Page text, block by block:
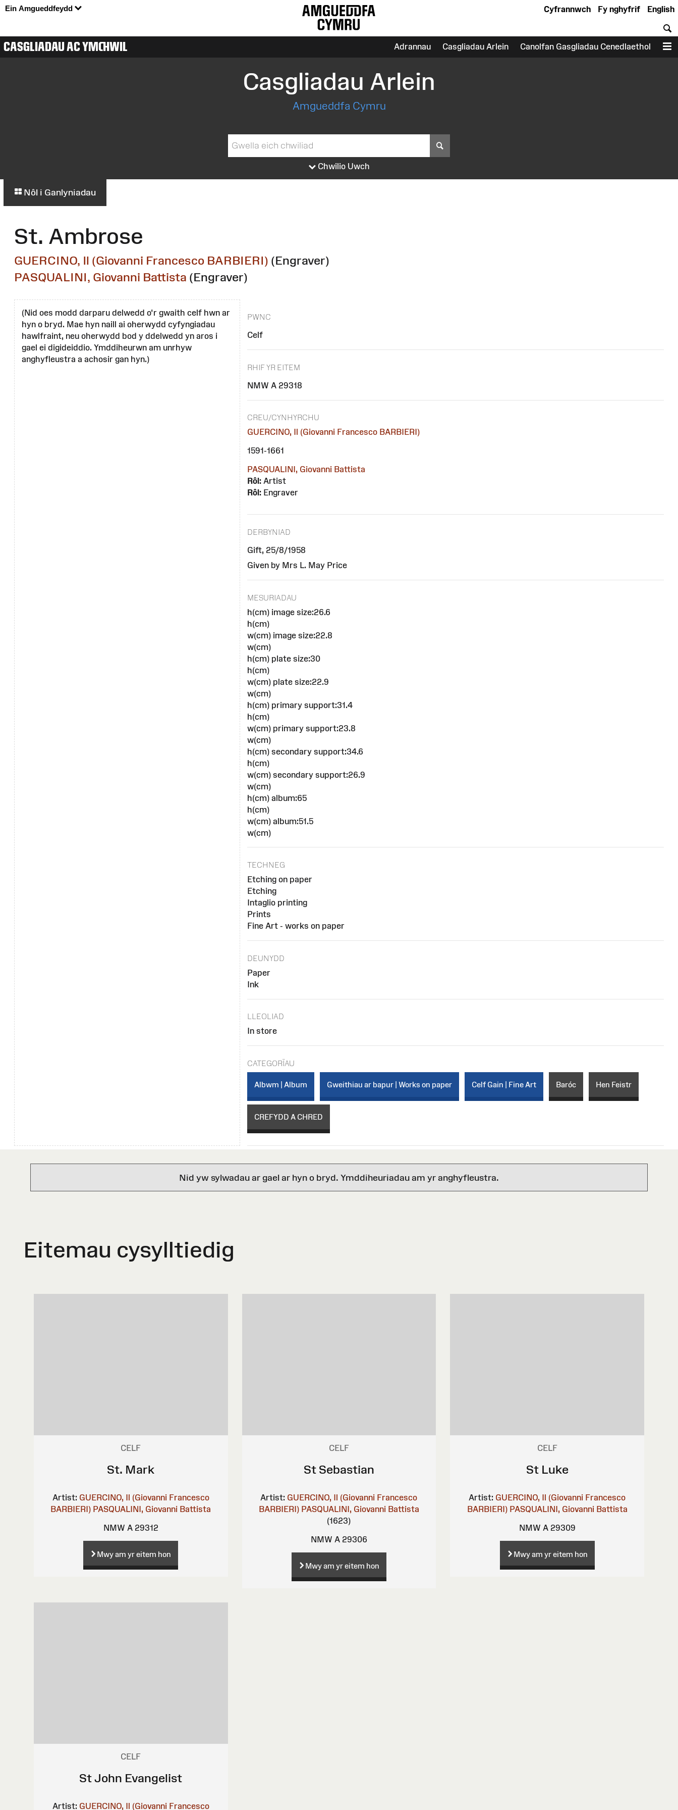
Ein Amgueddfeydd English
Fy nghyfrif
Cyfrannwch
CASGLIADAU AC YMCHWIL Adrannau Casgliadau Arlein Canolfan Gasgliadau Cenedlaethol
Casgliadau Arlein
Amgueddfa Cymru
Chwilio Uwch
Nôl i Ganlyniadau
St. Ambrose
GUERCINO, Il (Giovanni Francesco BARBIERI) (Engraver)
PASQUALINI, Giovanni Battista (Engraver)
(Nid oes modd darparu delwedd o'r gwaith celf hwn ar
hyn o bryd. Mae hyn naill ai oherwydd cyfyngiadau
hawlfraint, neu oherwydd bod y ddelwedd yn aros i
gael ei digideiddio. Ymddiheurwn am unrhyw
anghyfleustra a achosir gan hyn.)
PWNC
Celf
RHIF YR EITEM
NMW A 29318
CREU/CYNHYRCHU
GUERCINO, Il (Giovanni Francesco BARBIERI)
1591-1661
PASQUALINI, Giovanni Battista
Rôl: Artist
Rôl: Engraver
DERBYNIAD
Gift, 25/8/1958
Given by Mrs L. May Price
MESURIADAU
h(cm) image size:26.6
h(cm)
w(cm) image size:22.8
w(cm)
h(cm) plate size:30
h(cm)
w(cm) plate size:22.9
w(cm)
h(cm) primary support:31.4
h(cm)
w(cm) primary support:23.8
w(cm)
h(cm) secondary support:34.6
h(cm)
w(cm) secondary support:26.9
w(cm)
h(cm) album:65
h(cm)
w(cm) album:51.5
w(cm)
TECHNEG
Etching on paper
Etching
Intaglio printing
Prints
Fine Art - works on paper
DEUNYDD
Paper
Ink
LLEOLIAD
In store
CATEGORÏAU
Albwm | Album Gweithiau ar bapur | Works on paper Celf Gain | Fine Art Baróc Hen Feistr
CREFYDD A CHRED
Nid yw sylwadau ar gael ar hyn o bryd. Ymddiheuriadau am yr anghyfleustra.
Eitemau cysylltiedig
CELF
St. Mark
Artist: GUERCINO, Il (Giovanni Francesco
BARBIERI) PASQUALINI, Giovanni Battista
NMW A 29312
Mwy am yr eitem hon
CELF
St Sebastian
Artist: GUERCINO, Il (Giovanni Francesco
BARBIERI) PASQUALINI, Giovanni Battista
(1623)
NMW A 29306
Mwy am yr eitem hon
CELF
St Luke
Artist: GUERCINO, Il (Giovanni Francesco
BARBIERI) PASQUALINI, Giovanni Battista
NMW A 29309
Mwy am yr eitem hon
CELF
St John Evangelist
Artist: GUERCINO, Il (Giovanni Francesco